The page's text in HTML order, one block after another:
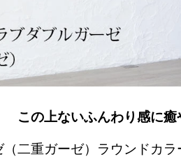
この上ないふんわり感に癒
二重ガーゼ）ラウンドカ